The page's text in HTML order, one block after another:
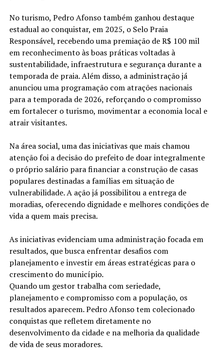
No turismo, Pedro Afonso também ganhou destaque
estadual ao conquistar, em 2025, o Selo Praia
Responsável, recebendo uma premiação de R$ 100 mil
em reconhecimento às boas práticas voltadas à
sustentabilidade, infraestrutura e segurança durante a
temporada de praia. Além disso, a administração já
anunciou uma programação com atrações nacionais
para a temporada de 2026, reforçando o compromisso
em fortalecer o turismo, movimentar a economia local e
atrair visitantes.
Na área social, uma das iniciativas que mais chamou
atenção foi a decisão do prefeito de doar integralmente
o próprio salário para financiar a construção de casas
populares destinadas a famílias em situação de
vulnerabilidade. A ação já possibilitou a entrega de
moradias, oferecendo dignidade e melhores condições de
vida a quem mais precisa.
As iniciativas evidenciam uma administração focada em
resultados, que busca enfrentar desafios com
planejamento e investir em áreas estratégicas para o
crescimento do município.
Quando um gestor trabalha com seriedade,
planejamento e compromisso com a população, os
resultados aparecem. Pedro Afonso tem colecionado
conquistas que refletem diretamente no
desenvolvimento da cidade e na melhoria da qualidade
de vida de seus moradores.